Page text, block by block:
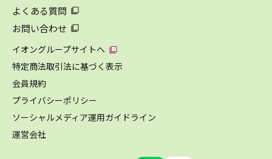
よくある質問
お問い合わせ
イオングループサイトへ
特定商法取引法に基づく表示
会員規約
プライバシーポリシー
ソーシャルメディア運用ガイドライン
運営会社